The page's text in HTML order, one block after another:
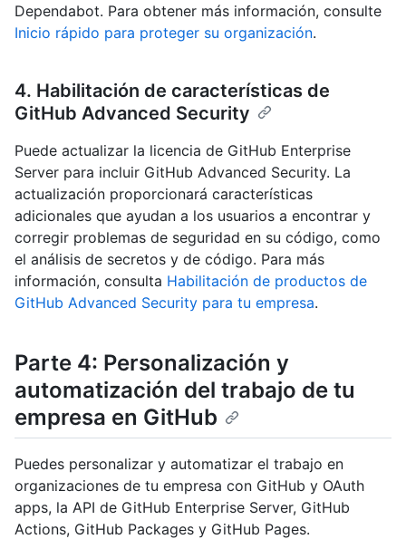
Dependabot. Para obtener más información, consulte
Inicio rápido para proteger su organización.
4. Habilitación de características de
GitHub Advanced Security
Puede actualizar la licencia de GitHub Enterprise
Server para incluir GitHub Advanced Security. La
actualización proporcionará características
adicionales que ayudan a los usuarios a encontrar y
corregir problemas de seguridad en su código, como
el análisis de secretos y de código. Para más
información, consulta Habilitación de productos de
GitHub Advanced Security para tu empresa.
Parte 4: Personalización y
automatización del trabajo de tu
empresa en GitHub
Puedes personalizar y automatizar el trabajo en
organizaciones de tu empresa con GitHub y OAuth
apps, la API de GitHub Enterprise Server, GitHub
Actions, GitHub Packages y GitHub Pages.